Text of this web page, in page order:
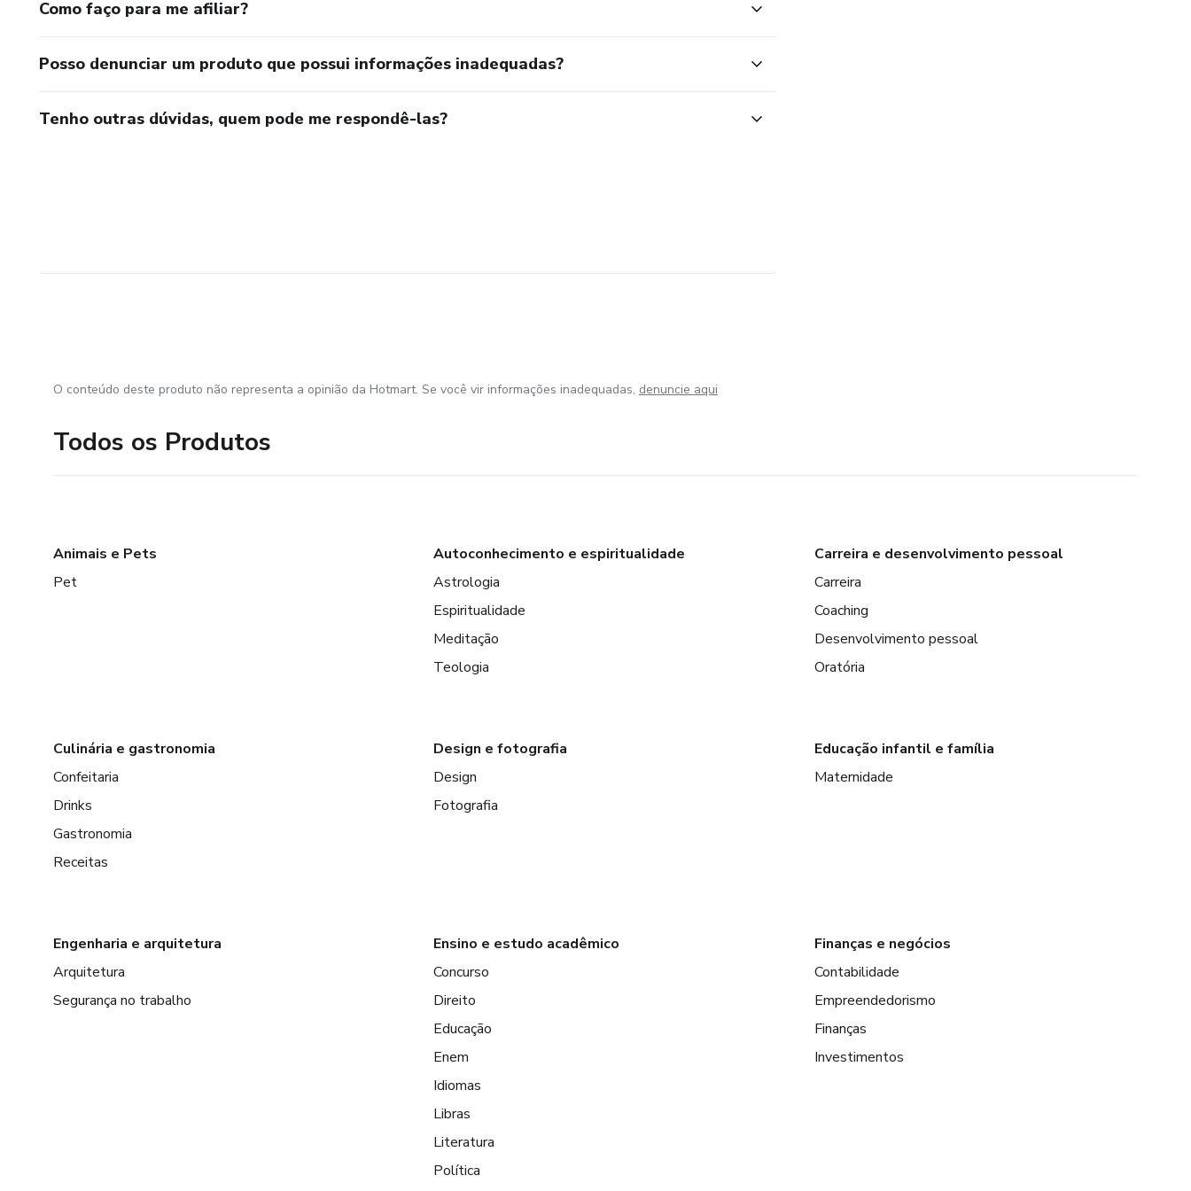
Como faço para me afiliar?
Posso denunciar um produto que possui informações inadequadas?
Tenho outras dúvidas, quem pode me respondê-las?
O conteúdo deste produto não representa a opinião da Hotmart. Se você vir informações inadequadas, denuncie aqui
Todos os Produtos
Animais e Pets
Pet
Autoconhecimento e espiritualidade
Astrologia
Espiritualidade
Meditação
Teologia
Carreira e desenvolvimento pessoal
Carreira
Coaching
Desenvolvimento pessoal
Oratória
Culinária e gastronomia
Confeitaria
Drinks
Gastronomia
Receitas
Design e fotografia
Design
Fotografia
Educação infantil e família
Maternidade
Engenharia e arquitetura
Arquitetura
Segurança no trabalho
Ensino e estudo acadêmico
Concurso
Direito
Educação
Enem
Idiomas
Libras
Literatura
Política
Finanças e negócios
Contabilidade
Empreendedorismo
Finanças
Investimentos